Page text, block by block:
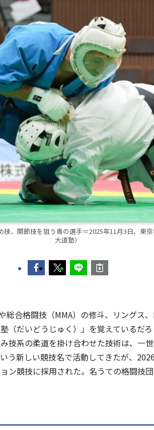
、関節技を狙う青の選手＝2025年11月3日、東
大道塾）
合格闘技（MMA）の修斗、リングス
（だいどうじゅく）」を覚えているだ
技系の柔道を掛け合わせた技術は、一
う新しい競技名で活動してきたが、
ン競技に採用された。名うての格闘技